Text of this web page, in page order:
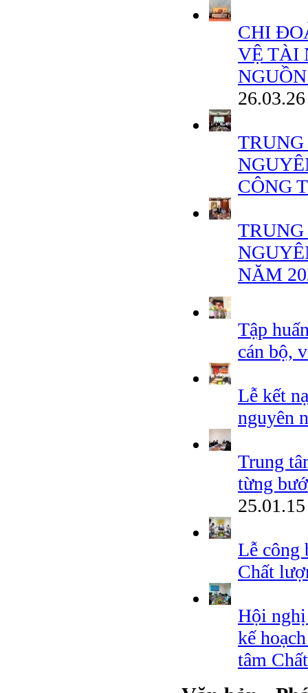
CHI
VỆ TÀI
26.03.26
CÔNG
NĂM
Tập
cán bộ,
Lễ kết
nguyên
Trung
từng
25.01.15
Lễ công
Chất
Hội nghị
kế
tâm